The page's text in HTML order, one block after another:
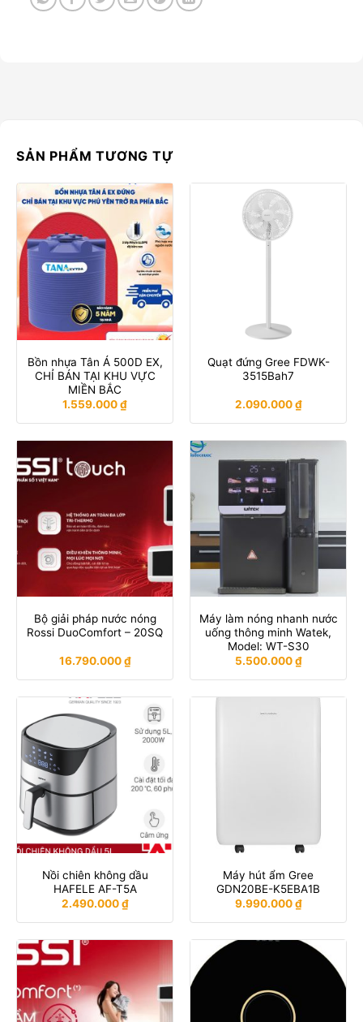
SẢN PHẨM TƯƠNG TỰ
Bồn nhựa Tân Á 500D EX,
CHỈ BÁN TẠI KHU VỰC
MIỀN BẮC
1.559.000₫
Quạt đứng Gree FDWK-
3515Bah7
2.090.000₫
Bộ giải pháp nước nóng
Rossi DuoComfort – 20SQ
16.790.000₫
Máy làm nóng nhanh nước
uống thông minh Watek,
Model: WT-S30
5.500.000₫
Nồi chiên không dầu
HAFELE AF-T5A
2.490.000₫
Máy hút ẩm Gree
GDN20BE-K5EBA1B
9.990.000₫